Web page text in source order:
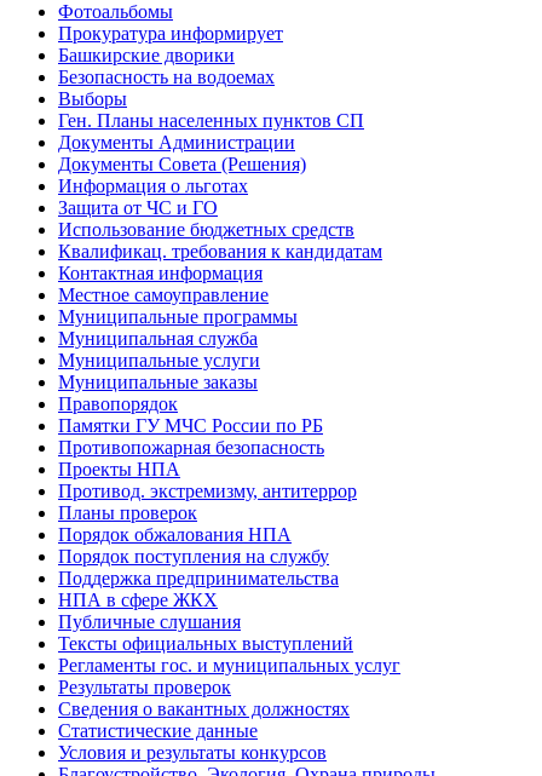
Фотоальбомы
Прокуратура информирует
Башкирские дворики
Безопасность на водоемах
Выборы
Ген. Планы населенных пунктов СП
Документы Администрации
Документы Совета (Решения)
Информация о льготах
Защита от ЧС и ГО
Использование бюджетных средств
Квалификац. требования к кандидатам
Контактная информация
Местное самоуправление
Муниципальные программы
Муниципальная служба
Муниципальные услуги
Муниципальные заказы
Правопорядок
Памятки ГУ МЧС России по РБ
Противопожарная безопасность
Проекты НПА
Противод. экстремизму, антитеррор
Планы проверок
Порядок обжалования НПА
Порядок поступления на службу
Поддержка предпринимательства
НПА в сфере ЖКХ
Публичные слушания
Тексты официальных выступлений
Регламенты гос. и муниципальных услуг
Результаты проверок
Сведения о вакантных должностях
Статистические данные
Условия и результаты конкурсов